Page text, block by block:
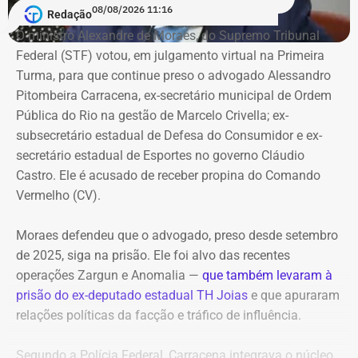
A ação argumenta que o uso de pseudônimos não é
necessariamente ilegal, desde que exista uma pessoa real
identificável judicialmente. Também sustenta que o sigilo
da fonte protege o informante, mas não elimina a
responsabilidade de quem decide publicar, editar e
impulsionar um conteúdo.
Chamado a se manifestar antes da decisão sobre a
liminar, o Ministério Público do Estado do Rio de Janeiro
recomendou que os pedidos urgentes fossem rejeitados.
Promotoria afirmou que publicações
deveriam ser mantidas
Em parecer apresentado em 5 de julho, a 2ª Promotoria
afirmou que as publicações deveriam permanecer
Vitor Hugo também é alvo de outra investigação. Em
julho, a Delegacia de Atendimento à Mulher (Deam) da
Zona Sul instaurou um inquérito após receber do
Ministério Público do Rio (MPRJ) uma notícia de fato que
apontava um possível estupro contra uma adolescente de
17 anos durante o pré-carnaval deste ano.
A investigação está em andamento e tramita sob sigilo.
que ocorreria na sexta-feira (07), foi adiada para a
próxima quinta-feira (13).
Com informações do portal “g1”.
Redação08/08/2026 11:16
O ministro Alexandre de Moraes, do Supremo Tribunal
Federal (STF) votou, em julgamento virtual na Primeira
Turma, para que continue preso o advogado Alessandro
Pitombeira Carracena, ex-secretário municipal de Ordem
Pública do Rio na gestão de Marcelo Crivella; ex-
subsecretário estadual de Defesa do Consumidor e ex-
secretário estadual de Esportes no governo Cláudio
Castro. Ele é acusado de receber propina do Comando
Vermelho (CV).
Moraes defendeu que o advogado, preso desde setembro
de 2025, siga na prisão. Ele foi alvo das recentes
operações Zargun e Anomalia — que também levaram à
prisão do ex-deputado estadual TH Joias e que apuraram
relações políticas da facção e tráfico de influência.